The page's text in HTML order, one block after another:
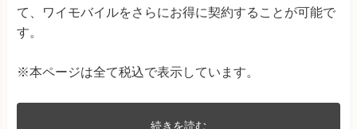
て、ワイモバイルをさらにお得に契約することが可能で
す。
※本ページは全て税込で表示しています。
続きを読む